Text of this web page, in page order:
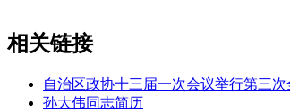
相关链接
自治区政协十三届一次会议举行第三
孙大伟同志简历